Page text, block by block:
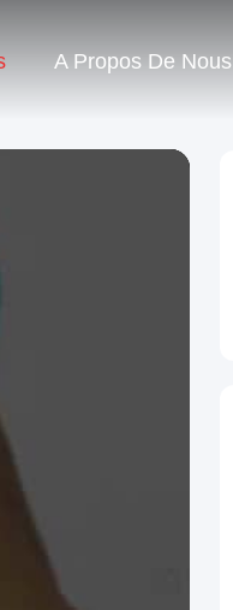
A Propos De Nous